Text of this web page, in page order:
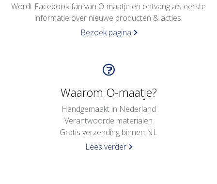
Wordt Facebook-fan van O-maatje en ontvang als eerste
informatie over nieuwe producten & acties.
Bezoek pagina
Waarom O-maatje?
Handgemaakt in Nederland
Verantwoorde materialen
Gratis verzending binnen NL
Lees verder